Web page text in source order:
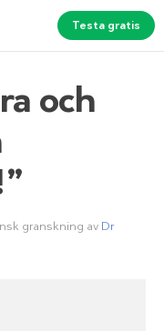
Testa gratis
och
granskning av Dr